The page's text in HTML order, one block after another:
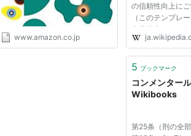
www.amazon.co.jp
の信頼性向上にご
（このテンプレ
出典検索?: "コン
ュース · 書籍 · ス
ンサーチ · TWL
5 ブックマーク
コンメンター
Wikibooks
第25条（刑の全